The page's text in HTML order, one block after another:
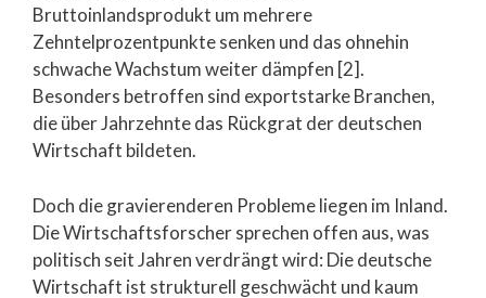
Bruttoinlandsprodukt um mehrere
Zehntelprozentpunkte senken und das ohnehin
schwache Wachstum weiter dämpfen [2].
Besonders betroffen sind exportstarke Branchen,
die über Jahrzehnte das Rückgrat der deutschen
Wirtschaft bildeten.
Doch die gravierenderen Probleme liegen im Inland.
Die Wirtschaftsforscher sprechen offen aus, was
politisch seit Jahren verdrängt wird: Die deutsche
Wirtschaft ist strukturell geschwächt und kaum